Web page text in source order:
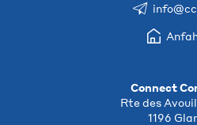
Connect
Rte des
1196